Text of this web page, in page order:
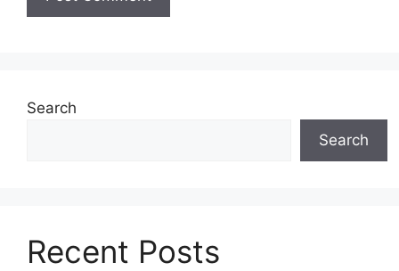
Search
Search
Recent Posts